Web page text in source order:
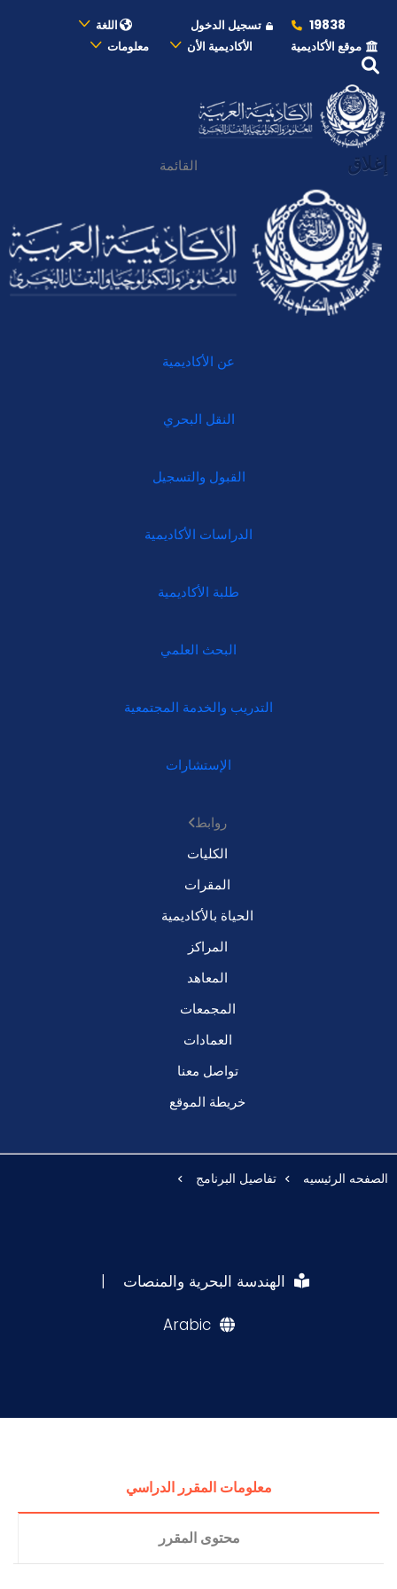
19838 تسجيل الدخول
اللغة
موقع الأكاديمية
الأكاديمية الأن معلومات
إغلاق القائمة
عن الأكاديمية
النقل البحري
القبول والتسجيل
الدراسات الأكاديمية
طلبة الأكاديمية
البحث العلمي
التدريب والخدمة المجتمعية
الإستشارات
روابط
الكليات
المقرات
الحياة بالأكاديمية
المراكز
المعاهد
المجمعات
العمادات
تواصل معنا
خريطة الموقع
الصفحه الرئيسيه تفاصيل البرنامج
الهندسة البحرية والمنصات |
Arabic
معلومات المقرر الدراسي
محتوى المقرر